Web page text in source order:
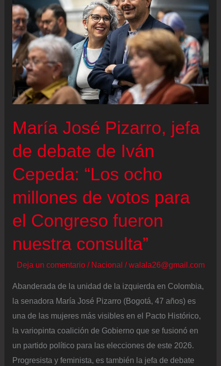
María José Pizarro, jefa
de debate de Iván
Cepeda: “Los ocho
millones de votos para
el Congreso fueron
nuestra consulta”
Deja un comentario / Nacional /walala26@gmail.com
Abanderada de la unidad de la izquierda en Colombia,
la senadora María José Pizarro (Bogotá, 47 años) es
una de las mujeres más visibles en el Pacto Histórico,
la variopinta coalición de Gobierno que se fusionó en
un partido político para las elecciones de este 2026.
Progresista y feminista, es también la jefa de debate